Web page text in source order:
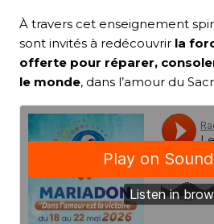
À travers cet enseignement
sont invités à redécouvrir la
offerte pour réparer,
le monde, dans l’amour du